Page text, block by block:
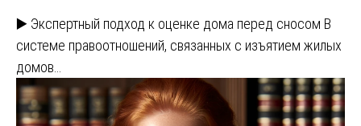
▶️ Экспертный подход к оценке дома перед сносом В
системе правоотношений, связанных с изъятием жилых
домов…